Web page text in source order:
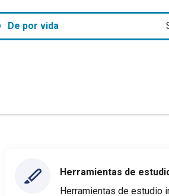
De por vida
Herramientas de
Herramientas de estudio